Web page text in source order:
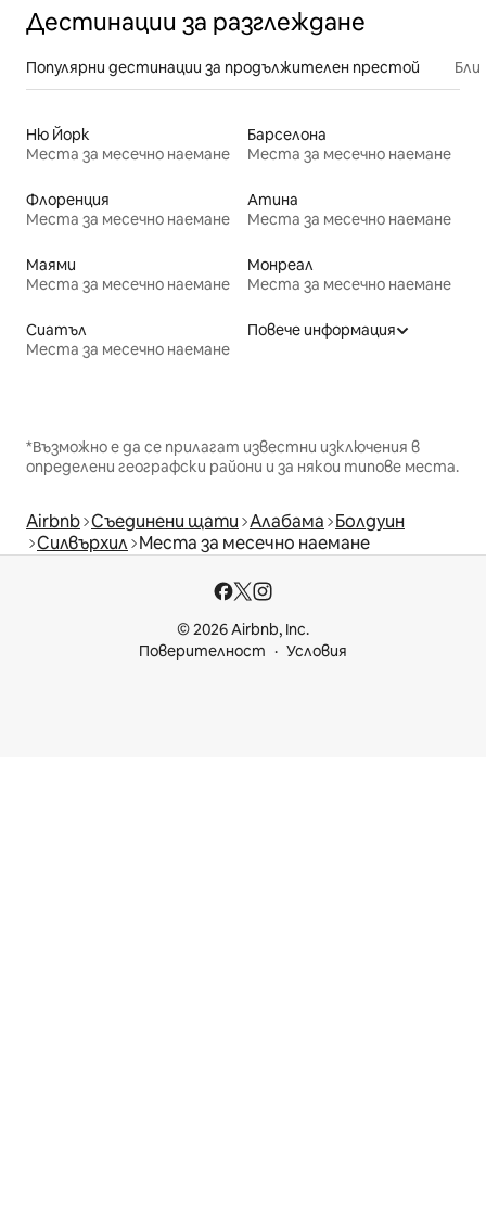
Дестинации за разглеждане
Популярни дестинации за продължителен престой
Ню Йорк
Места за месечно наемане
Барселона
Места за месечно наемане
Флоренция
Места за месечно наемане
Атина
Места за месечно наемане
Маями
Места за месечно наемане
Монреал
Места за месечно наемане
Сиатъл
Места за месечно наемане
Повече информация
*Възможно е да се прилагат известни изключения в
определени географски райони и за някои типове места.
Airbnb Съединени щати Алабама Болдуин
Силвърхил Места за месечно наемане
© 2026 Airbnb, Inc.
Поверителност
Условия